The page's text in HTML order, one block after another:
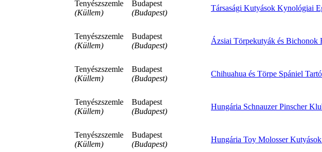
Tenyészszemle
(Küllem)
Budapest
(Budapest)
Társasági Kutyások Kynológiai
Tenyészszemle
(Küllem)
Budapest
(Budapest)
Ázsiai Törpekutyák és Bichonok
Tenyészszemle
(Küllem)
Budapest
(Budapest)
Chihuahua és Törpe Spániel
Tenyészszemle
(Küllem)
Budapest
(Budapest)
Hungária Schnauzer Pinscher
Tenyészszemle
(Küllem)
Budapest
(Budapest)
Hungária Toy Molosser